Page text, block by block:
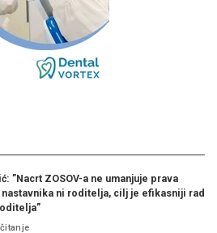
”Nacrt ZOSOV-a ne umanjuje prava
nastavnika ni roditelja, cilj je efikasniji rad